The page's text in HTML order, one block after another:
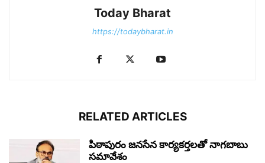
Today Bharat
https://todaybharat.in
RELATED ARTICLES
పిఠాపురం జనసేన కార్యకర్తలతో నాగబాబు
సమావేశం